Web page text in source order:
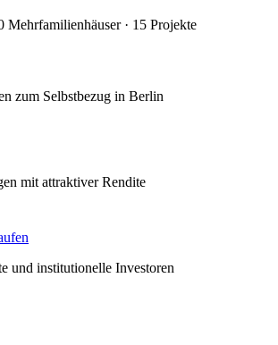
Mehrfamilienhäuser · 15 Projekte
zum Selbstbezug in Berlin
mit attraktiver Rendite
und institutionelle Investoren